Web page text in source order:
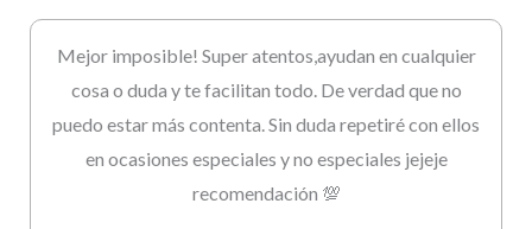
Mejor imposible! Super atentos,ayudan en cualquier
cosa o duda y te facilitan todo. De verdad que no
puedo estar más contenta. Sin duda repetiré con ellos
en ocasiones especiales y no especiales jejeje
recomendación 💯